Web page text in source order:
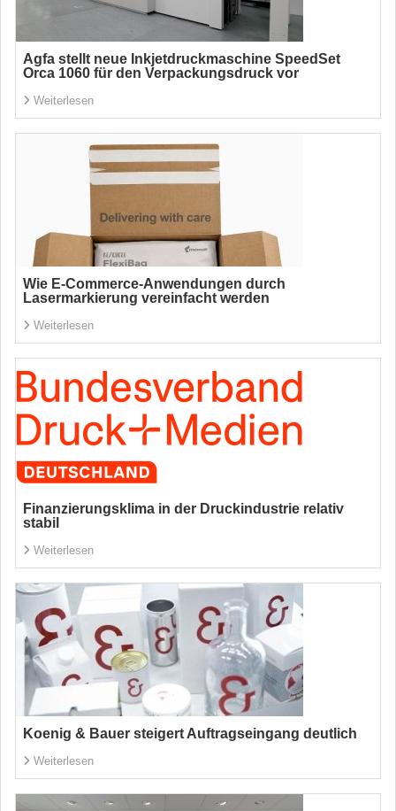
Agfa stellt neue Inkjetdruckmaschine SpeedSet
Orca 1060 für den Verpackungsdruck vor
Weiterlesen
Wie E-Commerce-Anwendungen durch
Lasermarkierung vereinfacht werden
Weiterlesen
Finanzierungsklima in der Druckindustrie relativ
stabil
Weiterlesen
Koenig & Bauer steigert Auftragseingang deutlich
Weiterlesen